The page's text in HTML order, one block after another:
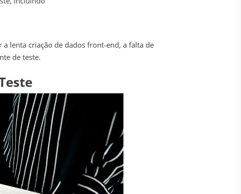
a lenta criação de dados front-end, a falta de
de teste.